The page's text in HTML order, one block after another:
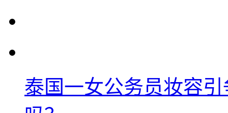
泰国一女公务员妆容